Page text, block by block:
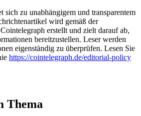
sich zu unabhängigem und transparentem
wird gemäß der
erstellt und zielt darauf ab,
bereitzustellen. Leser werden
eigenständig zu überprüfen. Lesen Sie
https://cointelegraph.de/editorial-policy
Thema